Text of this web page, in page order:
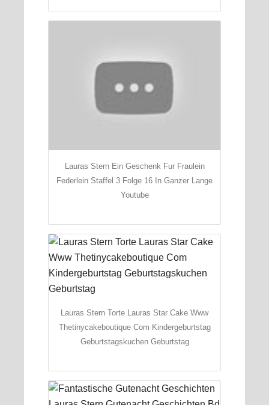
Lauras Stern Ein Geschenk Fur Fraulein
Federlein Staffel 3 Folge 16 In Ganzer Lange
Youtube
Lauras Stern Torte Lauras Star Cake Www
Thetinycakeboutique Com Kindergeburtstag
Geburtstagskuchen Geburtstag